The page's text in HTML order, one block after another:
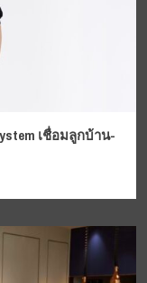
เชื่อมลูกบ้าน-